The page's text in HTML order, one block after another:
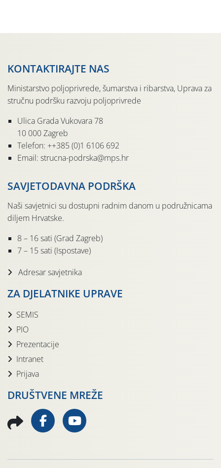
KONTAKTIRAJTE NAS
Ministarstvo poljoprivrede, šumarstva i ribarstva, Uprava za
stručnu podršku razvoju poljoprivrede
Ulica Grada Vukovara 78
10 000 Zagreb
Telefon: ++385 (0)1 6106 692
Email: strucna-podrska@mps.hr
SAVJETODAVNA PODRŠKA
Naši savjetnici su dostupni radnim danom u podružnicama
diljem Hrvatske.
8 – 16 sati (Grad Zagreb)
7 – 15 sati (Ispostave)
Adresar savjetnika
ZA DJELATNIKE UPRAVE
SEMIS
PIO
Prezentacije
Intranet
Prijava
DRUŠTVENE MREŽE